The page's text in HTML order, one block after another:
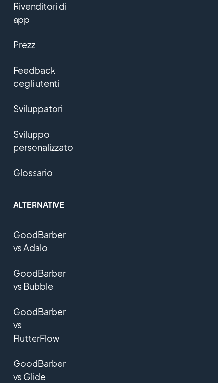
Rivenditori di
app
Prezzi
Feedback
degli utenti
Sviluppatori
Sviluppo
personalizzato
Glossario
ALTERNATIVE
GoodBarber
vs Adalo
GoodBarber
vs Bubble
GoodBarber
vs
FlutterFlow
GoodBarber
vs Glide